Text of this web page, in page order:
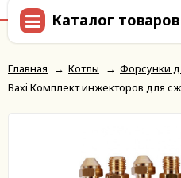
Каталог товаров
Главная → Котлы → Форсунки
Baxi Комплект инжекторов для